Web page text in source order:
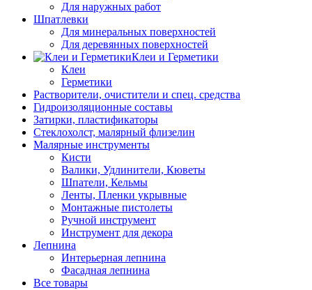
Для наружных работ
Шпатлевки
Для минеральных поверхностей
Для деревянных поверхностей
Клеи и Герметики
Клеи
Герметики
Растворители, очистители и спец. средства
Гидроизоляционные составы
Затирки, пластификаторы
Стеклохолст, малярный флизелин
Малярные инструменты
Кисти
Валики, Удлинители, Кюветы
Шпатели, Кельмы
Ленты, Пленки укрывные
Монтажные пистолеты
Ручной инструмент
Инструмент для декора
Лепнина
Интерьерная лепнина
Фасадная лепнина
Все товары